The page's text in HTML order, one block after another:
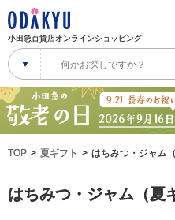
小田急百貨店オンラインショッピング
TOP 夏ギフト はちみつ・ジャム
はちみつ・ジャム（夏